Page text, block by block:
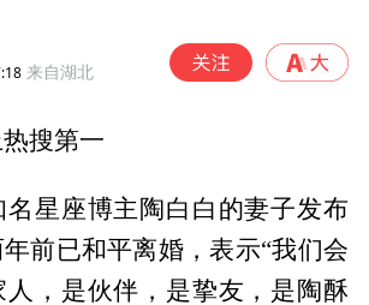
来自湖北
搜第一
名星座博主陶白白的妻子发布
前已和平离婚，表示“我们会
人，是伙伴，是挚友，是陶酥